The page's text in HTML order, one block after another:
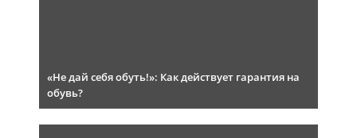
«Не дай себя обуть!»: Как действует гарантия на
обувь?